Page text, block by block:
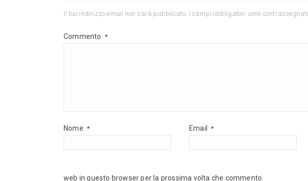
Il tuo indirizzo email non sarà pubblicato. I campi obbligatori sono contrassegnati
Commento *
Nome * Email *
web in questo browser per la prossima volta che commento.